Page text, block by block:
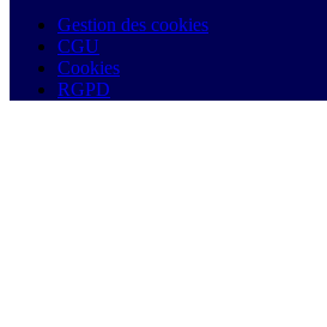
Gestion des cookies
CGU
Cookies
RGPD